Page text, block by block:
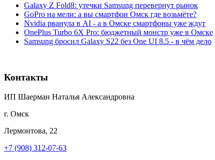
Galaxy Z Fold8: утечки Samsung перевернут рынок
GoPro на мели: а вы смартфон Омск где возьмёте?
Nvidia рванула в AI - а в Омске смартфоны уже ждут
OnePlus Turbo 6X Pro: бюджетный монстр уже в Омске
Samsung бросил Galaxy S22 без One UI 8.5 - в чём дело
Контакты
ИП Шаерман Наталья Александровна
г. Омск
Лермонтова, 22
+7 (908) 312-07-63